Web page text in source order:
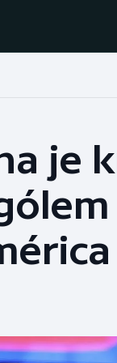
Baseball a softbal
Basketbal
Biatlon
je